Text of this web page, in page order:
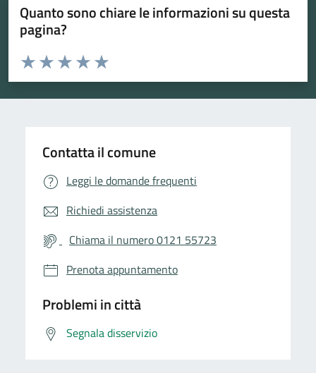
Quanto sono chiare le informazioni su questa
pagina?
Valuta da 1 a 5 stelle la pagina
Valuta 5 stelle su 5
Valuta 4 stelle su 5
Valuta 3 stelle su 5
Valuta 2 stelle su 5
Valuta 1 stelle su 5
Contatta il comune
Leggi le domande frequenti
Richiedi assistenza
Chiama il numero 0121 55723
Prenota appuntamento
Problemi in città
Segnala disservizio